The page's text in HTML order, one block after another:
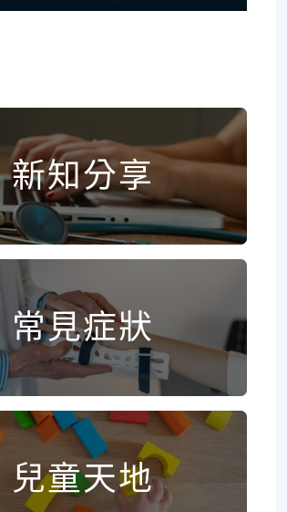
新知分享
常見症狀
兒童天地